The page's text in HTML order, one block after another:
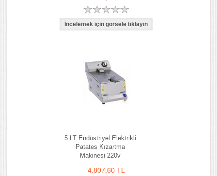
5 LT Endüstriyel Elektrikli
Patates Kızartma
Makinesi 220v
4.807,60 TL